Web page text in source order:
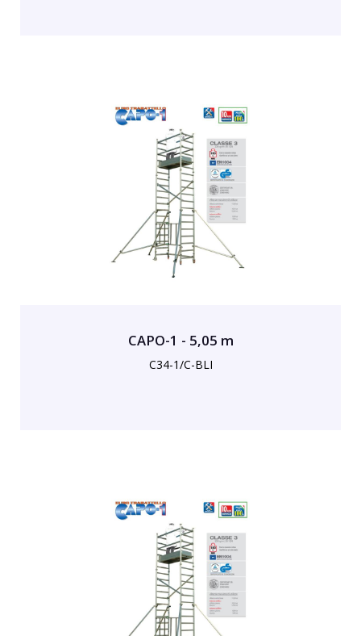
CAPO-1 - 5,05 m
C34-1/C-BLI